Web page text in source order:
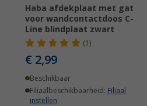
Haba afdekplaat met gat
voor wandcontactdoos C-
Line blindplaat zwart
(1)
€ 2,99
Beschikbaar
Filiaalbeschikbaarheid: Filiaal
instellen